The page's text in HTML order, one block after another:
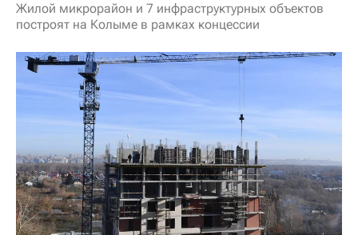
Жилой микрорайон и 7 инфраструктурных объектов
построят на Колыме в рамках концессии